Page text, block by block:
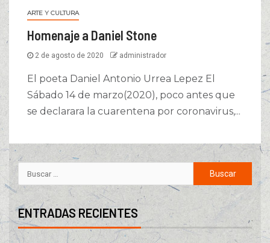
ARTE Y CULTURA
Homenaje a Daniel Stone
2 de agosto de 2020 administrador
El poeta Daniel Antonio Urrea Lepez El
Sábado 14 de marzo(2020), poco antes que
se declarara la cuarentena por coronavirus,...
ENTRADAS RECIENTES